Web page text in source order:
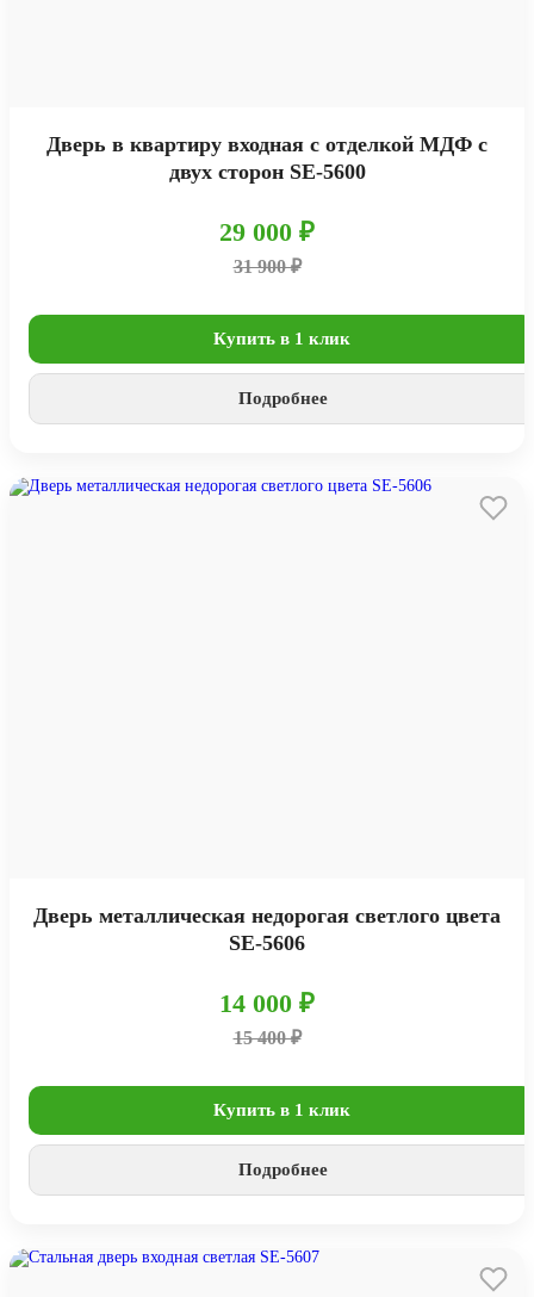
Дверь в квартиру входная с отделкой МДФ с
двух сторон SE-5600
29 000 ₽
31 900 ₽
Купить в 1 клик
Подробнее
Дверь металлическая недорогая светлого цвета
SE-5606
14 000 ₽
15 400 ₽
Купить в 1 клик
Подробнее